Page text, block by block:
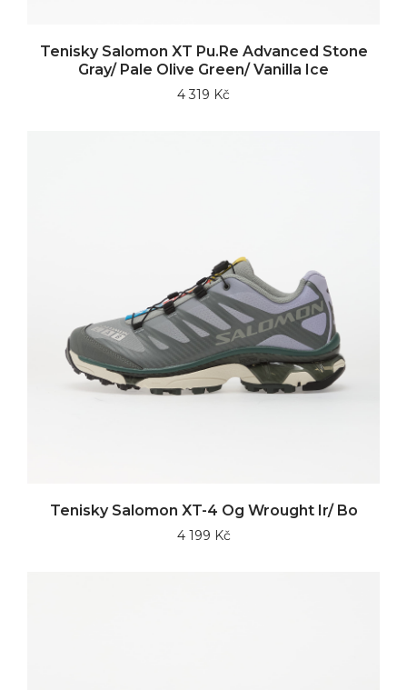
Tenisky Salomon XT Pu.Re Advanced Stone
Gray/ Pale Olive Green/ Vanilla Ice
4 319 Kč
Tenisky Salomon XT-4 Og Wrought Ir/ Bo
4 199 Kč